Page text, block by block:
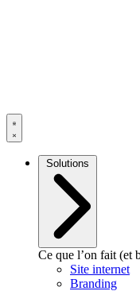
Solutions
Ce que l’on fait (et
Site internet
Branding